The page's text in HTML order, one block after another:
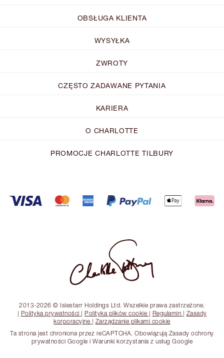
OBSŁUGA KLIENTA
WYSYŁKA
ZWROTY
CZĘSTO ZADAWANE PYTANIA
KARIERA
O CHARLOTTE
PROMOCJE CHARLOTTE TILBURY
2013-2026 © Islestarr Holdings Ltd. Wszelkie prawa zastrzeżone.
| Polityka prywatności | Polityka plików cookie | Regulamin | Zasady
korporacyjne | Zarządzanie plikami cookie
Ta strona jest chroniona przez reCAPTCHA. Obowiązują Zasady ochrony
prywatności Google i Warunki korzystania z usług Google